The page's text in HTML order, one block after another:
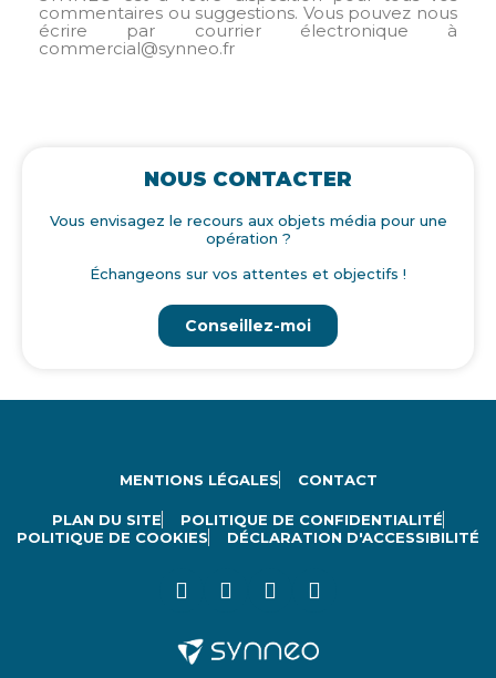
commentaires ou suggestions. Vous pouvez nous
écrire par courrier électronique à
commercial@synneo.fr
NOUS CONTACTER
Vous envisagez le recours aux objets média pour une
opération ?
Échangeons sur vos attentes et objectifs !
Conseillez-moi
MENTIONS LÉGALES CONTACT
PLAN DU SITE
POLITIQUE DE CONFIDENTIALITÉ
POLITIQUE DE COOKIES
DÉCLARATION D'ACCESSIBILITÉ